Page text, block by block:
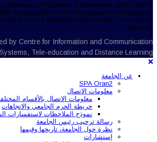
des Réseaux et Systèmes d'Information et de
enseignement et de l'Enseignement à Distance.
d'Oran 2 Mohamed Ben Ahmed - Tous droits
réservés
by Centre for Information and Communication
Tele-education and Distance Learning
عن الجامعة
SPA Oran2
معلومات الاتصال
معلومات الاتصال بالأقسام المختلفة
خريطة الحرم الجامعي والاتجاهات
نموذج الملاحظات لاستفسارات
رسالة ترحيب رئيس الجامعة
نظرة حول الجامعة، تاريخها وقيمها
إستشارات